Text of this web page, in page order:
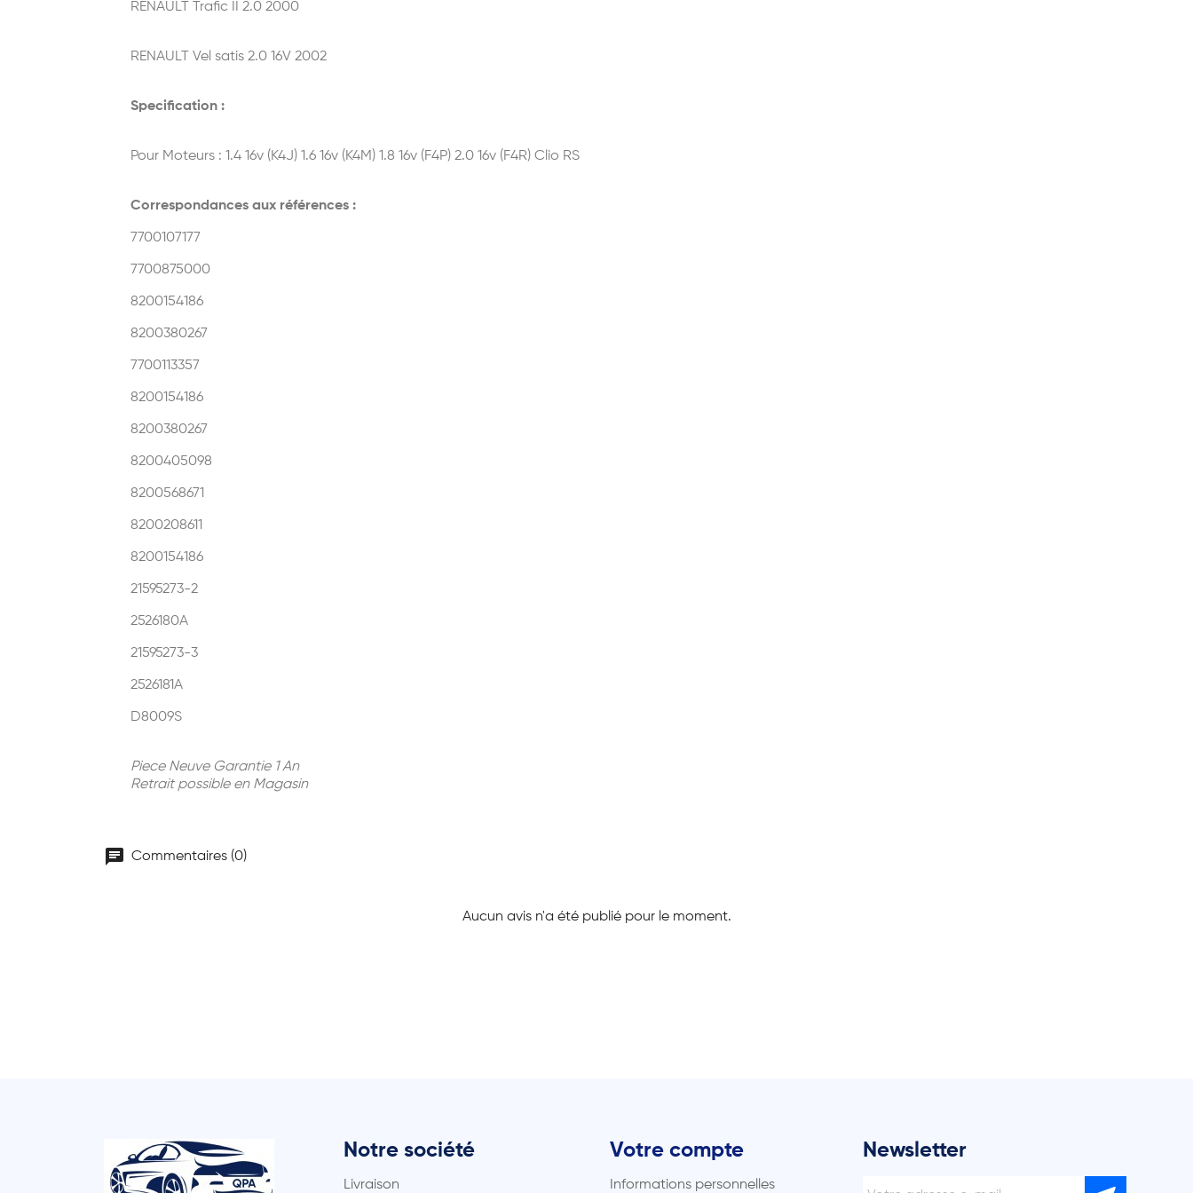
RENAULT Trafic II 2.0 2000
RENAULT Vel satis 2.0 16V 2002
Specification :
Pour Moteurs : 1.4 16v (K4J) 1.6 16v (K4M) 1.8 16v (F4P) 2.0 16v (F4R) Clio RS
Correspondances aux références :
7700107177
7700875000
8200154186
8200380267
7700113357
8200154186
8200380267
8200405098
8200568671
8200208611
8200154186
21595273-2
2526180A
21595273-3
2526181A
D8009S
Piece Neuve Garantie 1 An
Retrait possible en Magasin
chat Commentaires (0)
Aucun avis n'a été publié pour le moment.
Notre société
Livraison
Votre compte
Informations personnelles
Newsletter